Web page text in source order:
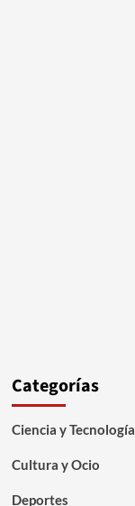
Categorías
Ciencia y Tecnología
Cultura y Ocio
Deportes